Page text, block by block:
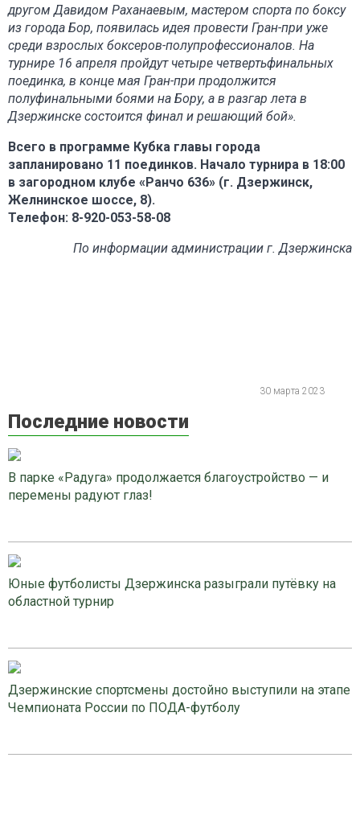
другом Давидом Раханаевым, мастером спорта по боксу
из города Бор, появилась идея провести Гран-при уже
среди взрослых боксеров-полупрофессионалов. На
турнире 16 апреля пройдут четыре четвертьфинальных
поединка, в конце мая Гран-при продолжится
полуфинальными боями на Бору, а в разгар лета в
Дзержинске состоится финал и решающий бой».
Всего в программе Кубка главы города
запланировано 11 поединков. Начало турнира в 18:00
в загородном клубе «Ранчо 636» (г. Дзержинск,
Желнинское шоссе, 8).
Телефон: 8-920-053-58-08
По информации администрации г. Дзержинска
30 марта 2023
Последние новости
В парке «Радуга» продолжается благоустройство — и
перемены радуют глаз!
Юные футболисты Дзержинска разыграли путёвку на
областной турнир
Дзержинские спортсмены достойно выступили на этапе
Чемпионата России по ПОДА-футболу